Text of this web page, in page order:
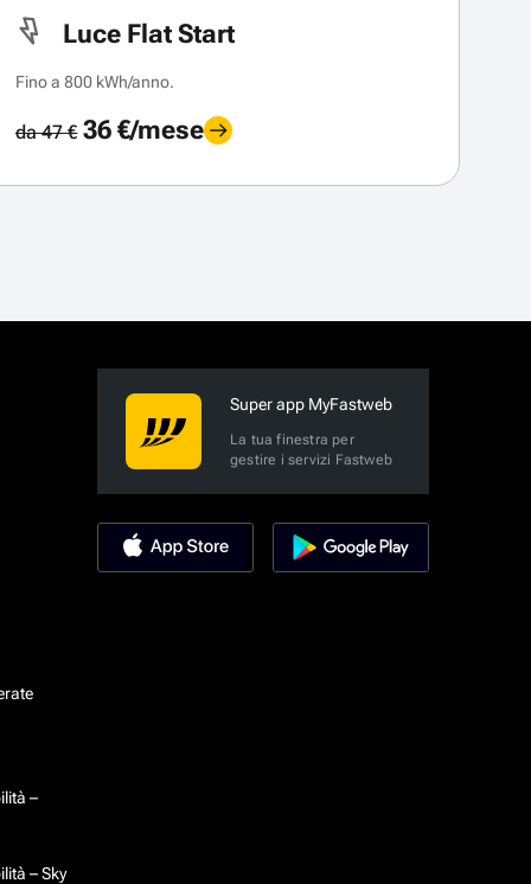
Luce Flat Start
Fino a 800 kWh/anno.
da 47 €36 €/mese
–
– Sky
Super app MyFastweb
La tua finestra per
gestire i servizi Fastweb